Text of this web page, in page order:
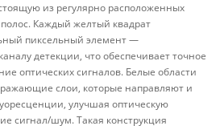
из регулярно расположенных
Каждый желтый квадрат
пиксельный элемент —
детекции, что обеспечивает точное
оптических сигналов. Белые области
слои, которые направляют и
улучшая оптическую
сигнал/шум. Такая конструкция